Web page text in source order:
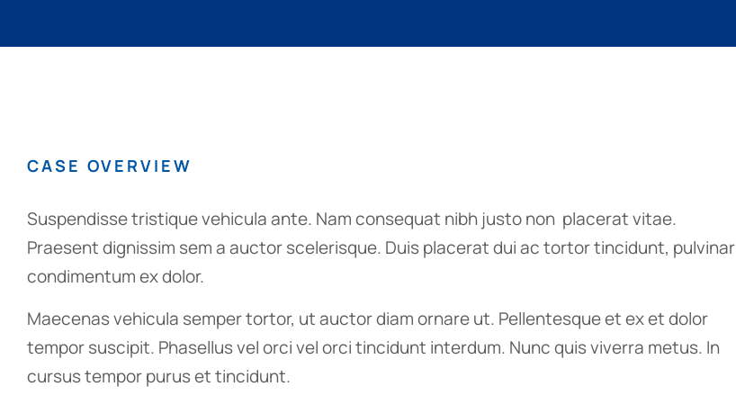
CASE OVERVIEW
Suspendisse tristique vehicula ante. Nam consequat nibh justo non placerat vitae.
Praesent dignissim sem a auctor scelerisque. Duis placerat dui ac tortor tincidunt, pulvinar
condimentum ex dolor.
Maecenas vehicula semper tortor, ut auctor diam ornare ut. Pellentesque et ex et dolor
tempor suscipit. Phasellus vel orci vel orci tincidunt interdum. Nunc quis viverra metus. In
cursus tempor purus et tincidunt.